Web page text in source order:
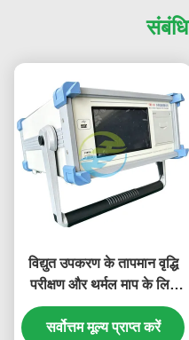
विद्युत उपकरण के तापमान वृद्धि
परीक्षण और थर्मल माप के लिए
बहु-चैनल तापमान परीक्षक
सर्वोत्तम मूल्य प्राप्त करें